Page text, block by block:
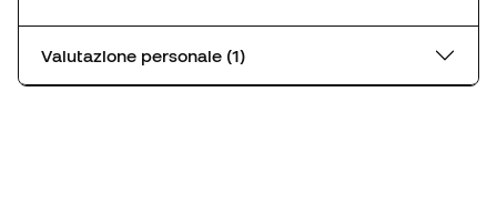
Valutazione personale (1)